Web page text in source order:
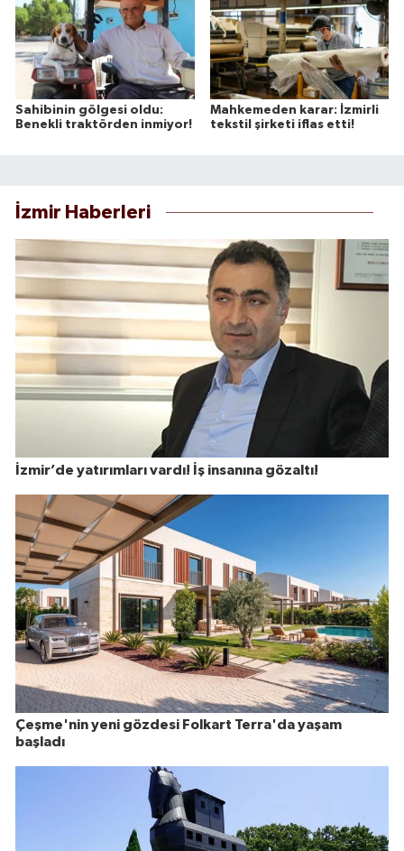
Sahibinin gölgesi oldu:
Benekli traktörden inmiyor!
Mahkemeden karar: İzmirli
tekstil şirketi iflas etti!
İzmir Haberleri
İzmir’de yatırımları vardı! İş insanına gözaltı!
Çeşme'nin yeni gözdesi Folkart Terra'da yaşam
başladı